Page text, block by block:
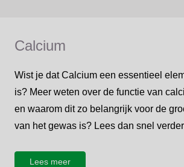
Calcium
Wist je dat Calcium een essentieel
is? Meer weten over de functie van
en waarom dit zo belangrijk voor de
van het gewas is? Lees dan snel
Lees meer